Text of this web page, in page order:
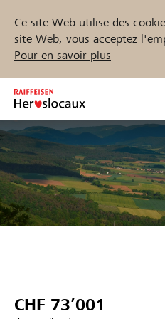
Ce site Web utilise des
site Web, vous acceptez
Pour en savoir plus
Inhalt
springen
Soutien &
Trouvez des projets et des
Démarrez
CHF 73’001